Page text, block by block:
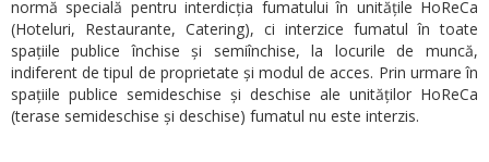
normă specială pentru interdicția fumatului în unitățile HoReCa
(Hoteluri, Restaurante, Catering), ci interzice fumatul în toate
spațiile publice închise și semiînchise, la locurile de muncă,
indiferent de tipul de proprietate și modul de acces. Prin urmare în
spațiile publice semideschise și deschise ale unităților HoReCa
(terase semideschise și deschise) fumatul nu este interzis.